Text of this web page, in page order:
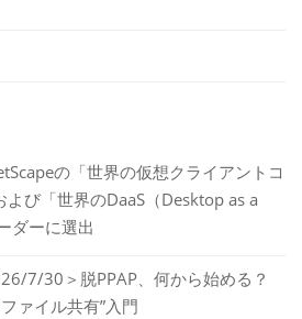
の「世界の仮想クライアントコ
よび「世界のDaaS（Desktop as a
ダーに選出
7/30＞脱PPAP、何から始める？
ァイル共有”入門